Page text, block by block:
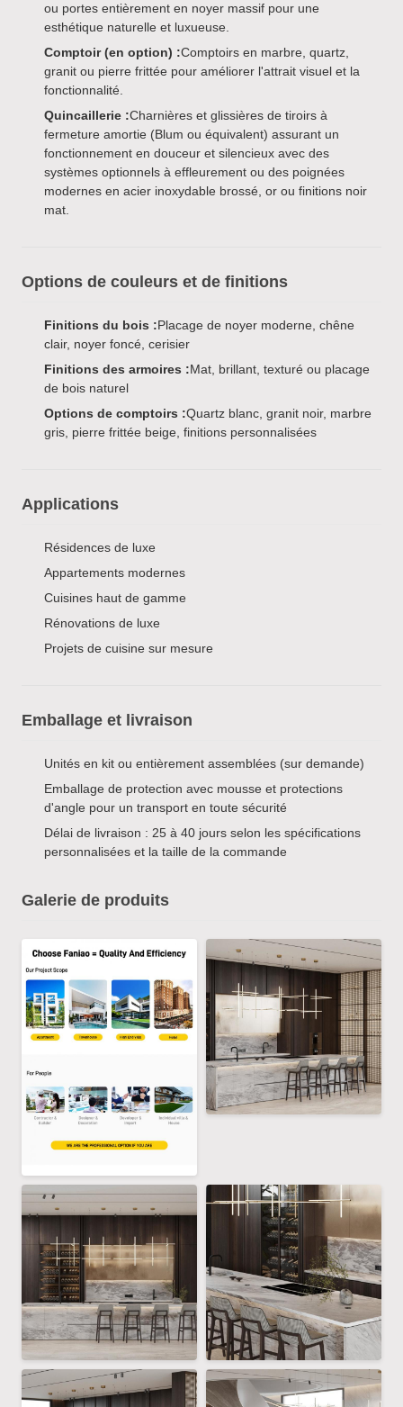
ou portes entièrement en noyer massif pour une
esthétique naturelle et luxueuse.
Comptoir (en option) :Comptoirs en marbre, quartz,
granit ou pierre frittée pour améliorer l'attrait visuel et la
fonctionnalité.
Quincaillerie :Charnières et glissières de tiroirs à
fermeture amortie (Blum ou équivalent) assurant un
fonctionnement en douceur et silencieux avec des
systèmes optionnels à effleurement ou des poignées
modernes en acier inoxydable brossé, or ou finitions noir
mat.
Options de couleurs et de finitions
Finitions du bois :Placage de noyer moderne, chêne
clair, noyer foncé, cerisier
Finitions des armoires :Mat, brillant, texturé ou placage
de bois naturel
Options de comptoirs :Quartz blanc, granit noir, marbre
gris, pierre frittée beige, finitions personnalisées
Applications
Résidences de luxe
Appartements modernes
Cuisines haut de gamme
Rénovations de luxe
Projets de cuisine sur mesure
Emballage et livraison
Unités en kit ou entièrement assemblées (sur demande)
Emballage de protection avec mousse et protections
d'angle pour un transport en toute sécurité
Délai de livraison : 25 à 40 jours selon les spécifications
personnalisées et la taille de la commande
Galerie de produits